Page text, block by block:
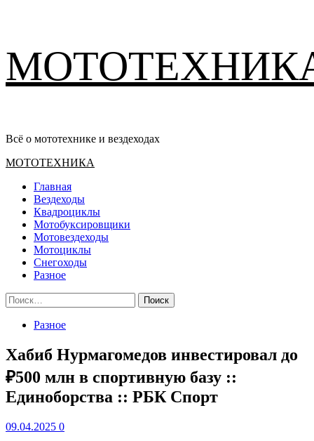
содержимому
Всё о мототехнике и вездеходах
Основное
МОТОТЕХНИКА
Главная
Вездеходы
Квадроциклы
Мотобуксировщики
Мотовездеходы
Мотоциклы
Снегоходы
Разное
Найти:
Разное
Хабиб Нурмагомедов инвестировал до
₽500 млн в спортивную базу ::
Единоборства :: РБК Спорт
09.04.2025 0